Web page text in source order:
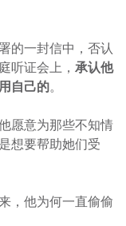
的一封信中，否认
听证会上， 承认他
自己的。
愿意为那些不知情
想要帮助她们受
，他为何一直偷偷